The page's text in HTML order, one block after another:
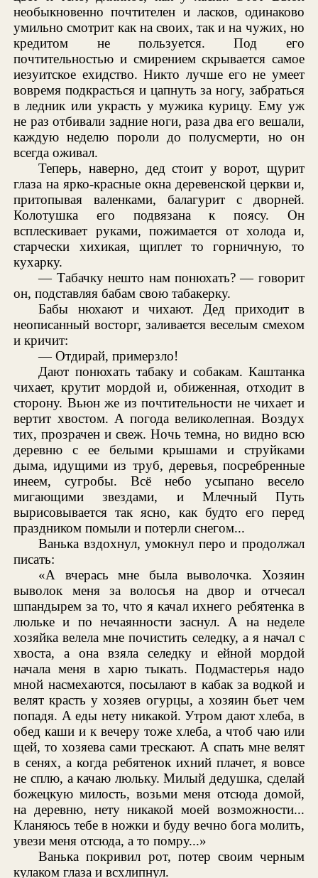
необыкновенно почтителен и ласков, одинаково
умильно смотрит как на своих, так и на чужих, но
кредитом не пользуется. Под его
почтительностью и смирением скрывается самое
иезуитское ехидство. Никто лучше его не умеет
вовремя подкрасться и цапнуть за ногу, забраться
в ледник или украсть у мужика курицу. Ему уж
не раз отбивали задние ноги, раза два его вешали,
каждую неделю пороли до полусмерти, но он
всегда оживал.
Теперь, наверно, дед стоит у ворот, щурит
глаза на ярко-красные окна деревенской церкви и,
притопывая валенками, балагурит с дворней.
Колотушка его подвязана к поясу. Он
всплескивает руками, пожимается от холода и,
старчески хихикая, щиплет то горничную, то
кухарку.
— Табачку нешто нам понюхать? — говорит
он, подставляя бабам свою табакерку.
Бабы нюхают и чихают. Дед приходит в
неописанный восторг, заливается веселым смехом
и кричит:
— Отдирай, примерзло!
Дают понюхать табаку и собакам. Каштанка
чихает, крутит мордой и, обиженная, отходит в
сторону. Вьюн же из почтительности не чихает и
вертит хвостом. А погода великолепная. Воздух
тих, прозрачен и свеж. Ночь темна, но видно всю
деревню с ее белыми крышами и струйками
дыма, идущими из труб, деревья, посребренные
инеем, сугробы. Всё небо усыпано весело
мигающими звездами, и Млечный Путь
вырисовывается так ясно, как будто его перед
праздником помыли и потерли снегом...
Ванька вздохнул, умокнул перо и продолжал
писать:
«А вчерась мне была выволочка. Хозяин
выволок меня за волосья на двор и отчесал
шпандырем за то, что я качал ихнего ребятенка в
люльке и по нечаянности заснул. А на неделе
хозяйка велела мне почистить селедку, а я начал с
хвоста, а она взяла селедку и ейной мордой
начала меня в харю тыкать. Подмастерья надо
мной насмехаются, посылают в кабак за водкой и
велят красть у хозяев огурцы, а хозяин бьет чем
попадя. А еды нету никакой. Утром дают хлеба, в
обед каши и к вечеру тоже хлеба, а чтоб чаю или
щей, то хозяева сами трескают. А спать мне велят
в сенях, а когда ребятенок ихний плачет, я вовсе
не сплю, а качаю люльку. Милый дедушка, сделай
божецкую милость, возьми меня отсюда домой,
на деревню, нету никакой моей возможности...
Кланяюсь тебе в ножки и буду вечно бога молить,
увези меня отсюда, а то помру...»
Ванька покривил рот, потер своим черным
кулаком глаза и всхлипнул.